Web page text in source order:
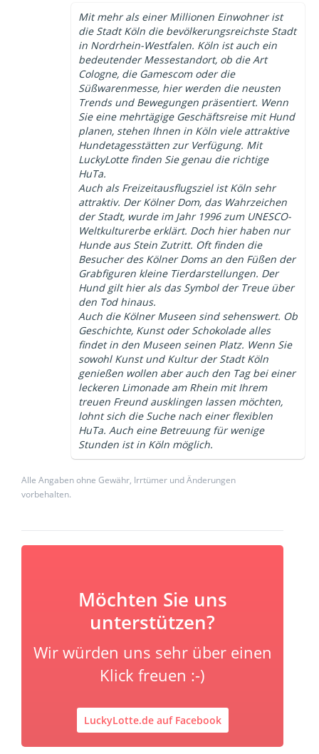
Mit mehr als einer Millionen Einwohner ist
die Stadt Köln die bevölkerungsreichste Stadt
in Nordrhein-Westfalen. Köln ist auch ein
bedeutender Messestandort, ob die Art
Cologne, die Gamescom oder die
Süßwarenmesse, hier werden die neusten
Trends und Bewegungen präsentiert. Wenn
Sie eine mehrtägige Geschäftsreise mit Hund
planen, stehen Ihnen in Köln viele attraktive
Hundetagesstätten zur Verfügung. Mit
LuckyLotte finden Sie genau die richtige
HuTa.
Auch als Freizeitausflugsziel ist Köln sehr
attraktiv. Der Kölner Dom, das Wahrzeichen
der Stadt, wurde im Jahr 1996 zum UNESCO-
Weltkulturerbe erklärt. Doch hier haben nur
Hunde aus Stein Zutritt. Oft finden die
Besucher des Kölner Doms an den Füßen der
Grabfiguren kleine Tierdarstellungen. Der
Hund gilt hier als das Symbol der Treue über
den Tod hinaus.
Auch die Kölner Museen sind sehenswert. Ob
Geschichte, Kunst oder Schokolade alles
findet in den Museen seinen Platz. Wenn Sie
sowohl Kunst und Kultur der Stadt Köln
genießen wollen aber auch den Tag bei einer
leckeren Limonade am Rhein mit Ihrem
treuen Freund ausklingen lassen möchten,
lohnt sich die Suche nach einer flexiblen
HuTa. Auch eine Betreuung für wenige
Stunden ist in Köln möglich.
Alle Angaben ohne Gewähr, Irrtümer und Änderungen
vorbehalten.
Möchten Sie uns
unterstützen?
Wir würden uns sehr über einen
Klick freuen :-)
LuckyLotte.de auf Facebook